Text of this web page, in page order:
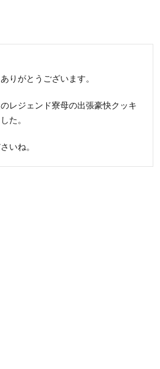
りがとうございます。
レジェンド寮母の出張豪快クッキ
た。
いね。